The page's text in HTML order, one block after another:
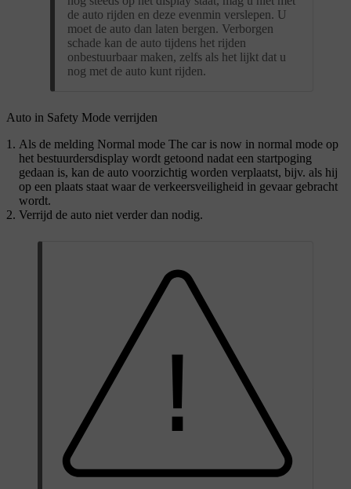
de auto rijden en deze evenmin verslepen. U
moet de auto dan laten bergen. Verborgen
schade kan de auto tijdens het rijden
onbestuurbaar maken, zelfs als het lijkt dat u
nog met de auto kunt rijden.
Auto in Safety Mode verrijden
Als de melding Normal mode The car is now in normal mode op
het bestuurdersdisplay wordt getoond nadat een startpoging
gedaan is, kan de auto voorzichtig worden verplaatst, bijv. als hij
op een plaats staat waar de verkeersveiligheid in gevaar gebracht
wordt.
Verrijd de auto niet verder dan nodig.